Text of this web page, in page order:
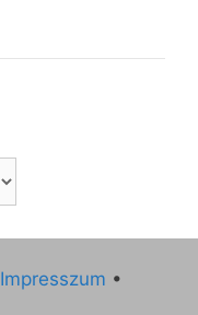
Impresszum •